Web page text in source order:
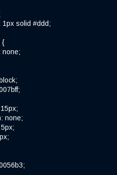
solid #ddd;
{